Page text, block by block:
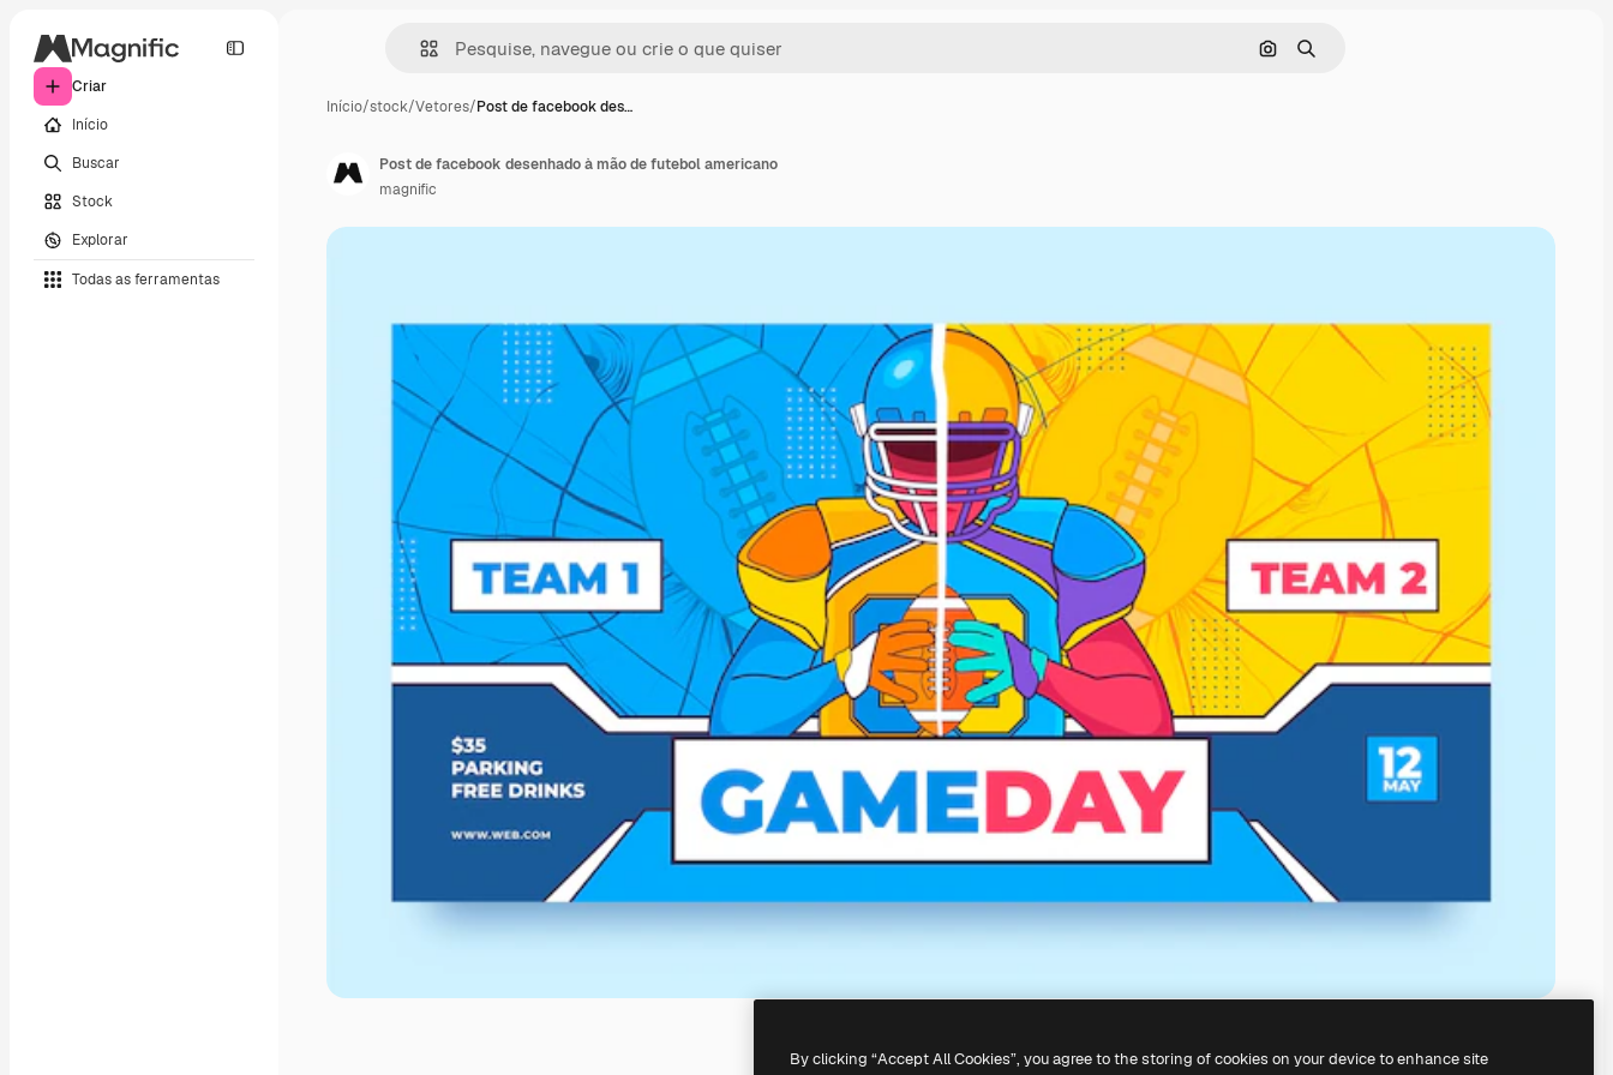
Criar
Início
Buscar
Stock
Explorar
Todas as ferramentas
Pesquisar por imagem
Buscar
Início/stock/Vetores/Post de facebook des…
Post de facebook desenhado à mão de futebol americano
magnific
By clicking “Accept All Cookies”, you agree to the storing of cookies on your device to enhance site